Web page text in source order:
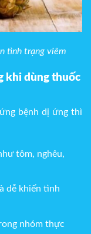
tình trạng viêm
khi dùng thuốc
bệnh dị ứng thì
tôm, nghêu,
dễ khiến tình
nhóm thực